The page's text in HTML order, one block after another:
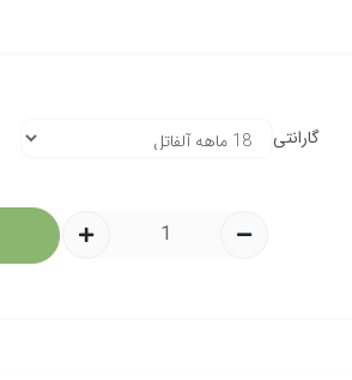
گارانتی